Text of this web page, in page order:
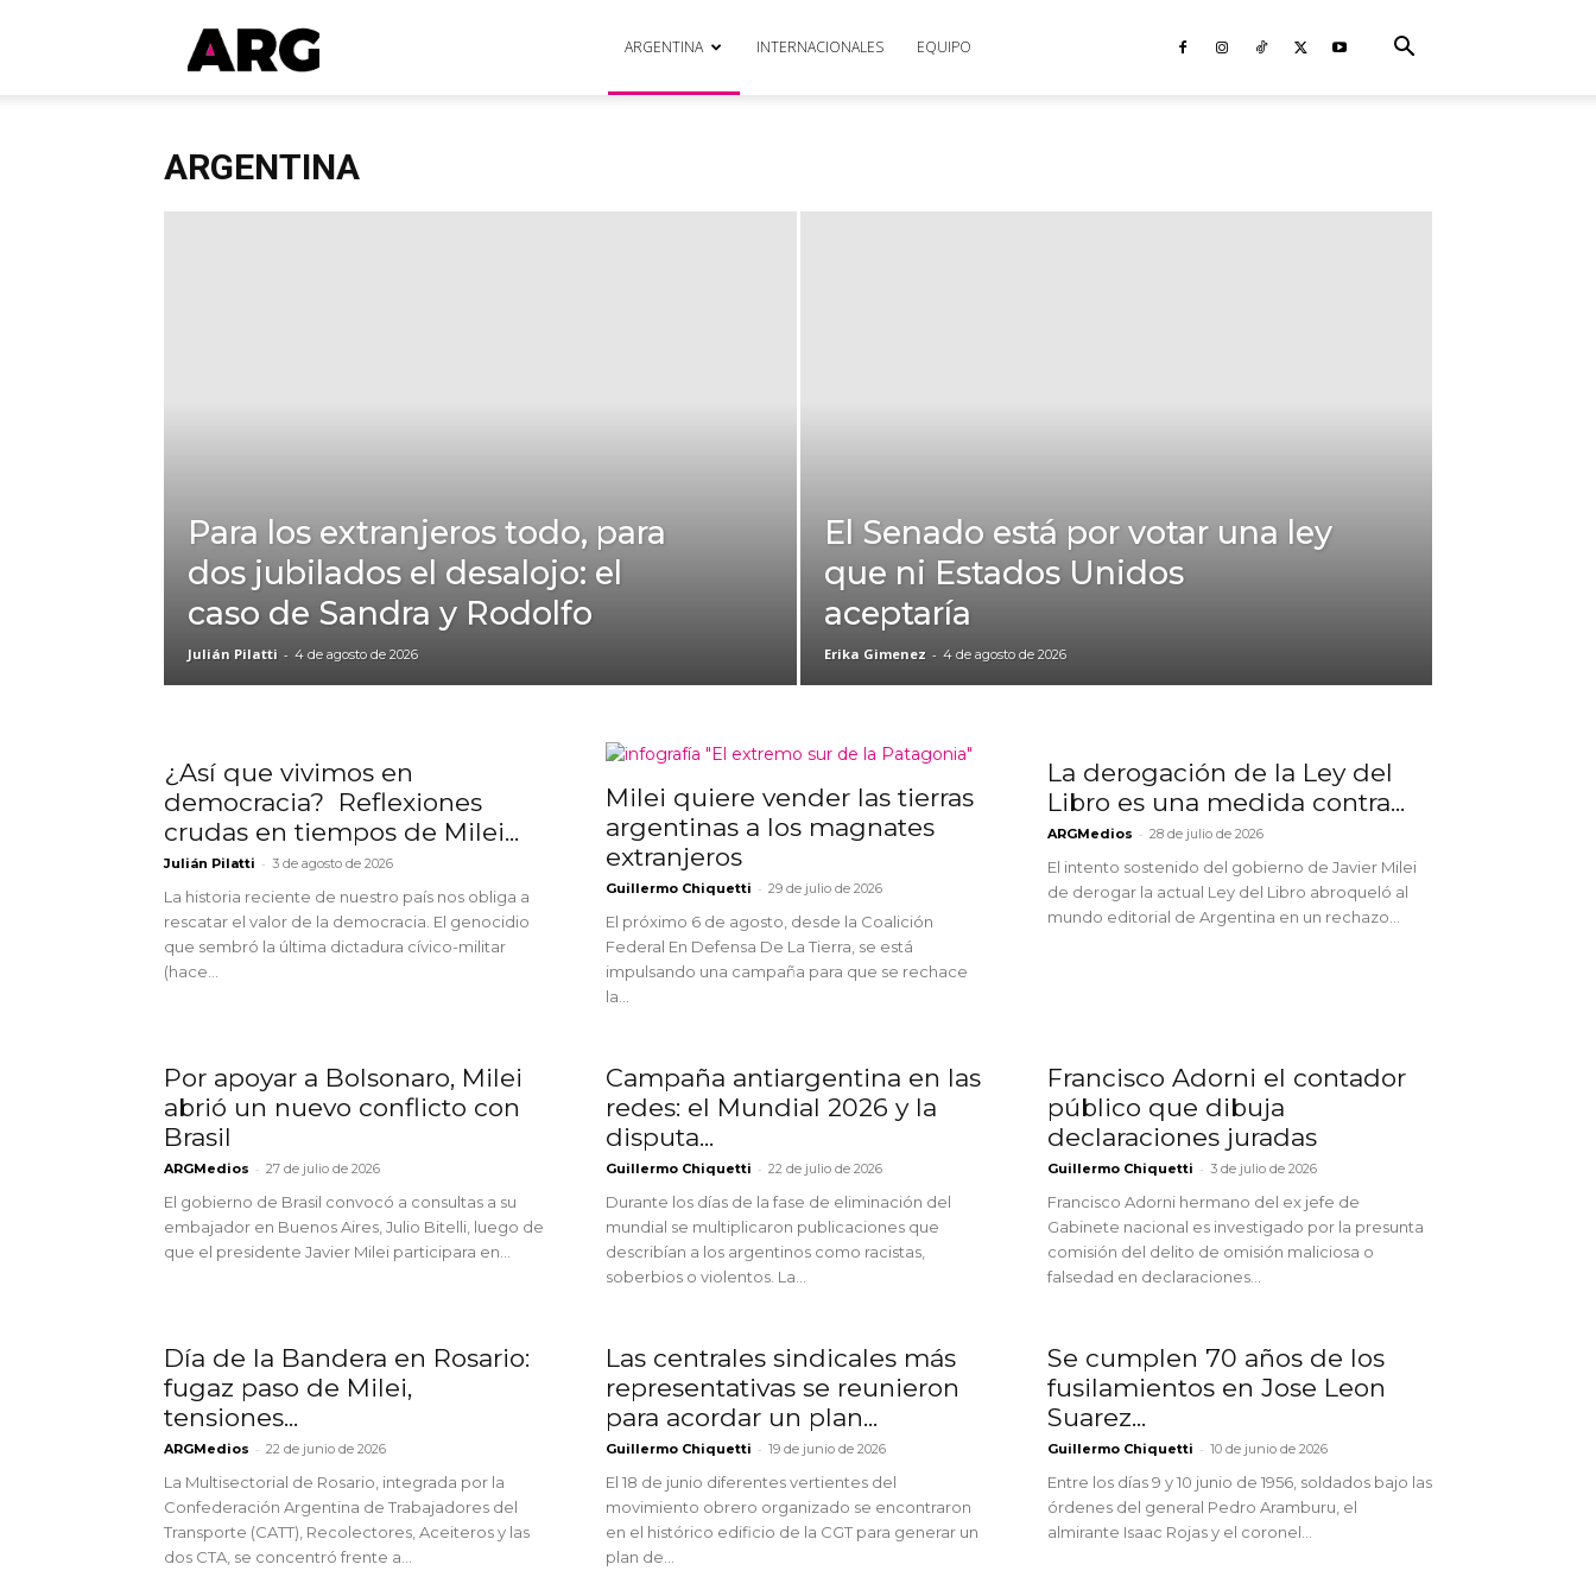
ARGmedios ARGENTINA INTERNACIONALES EQUIPO
ARGENTINA
Para los extranjeros todo, para
dos jubilados el desalojo: el
caso de Sandra y Rodolfo
Julián Pilatti - 4 de agosto de 2026
El Senado está por votar una ley
que ni Estados Unidos
aceptaría
Erika Gimenez - 4 de agosto de 2026
¿Así que vivimos en
democracia? Reflexiones
crudas en tiempos de Milei...
Julián Pilatti - 3 de agosto de 2026
La historia reciente de nuestro país nos obliga a
rescatar el valor de la democracia. El genocidio
que sembró la última dictadura cívico-militar
(hace...
Milei quiere vender las tierras
argentinas a los magnates
extranjeros
Guillermo Chiquetti - 29 de julio de 2026
El próximo 6 de agosto, desde la Coalición
Federal En Defensa De La Tierra, se está
impulsando una campaña para que se rechace
la...
La derogación de la Ley del
Libro es una medida contra...
ARGMedios - 28 de julio de 2026
El intento sostenido del gobierno de Javier Milei
de derogar la actual Ley del Libro abroqueló al
mundo editorial de Argentina en un rechazo...
Por apoyar a Bolsonaro, Milei
abrió un nuevo conflicto con
Brasil
ARGMedios - 27 de julio de 2026
El gobierno de Brasil convocó a consultas a su
embajador en Buenos Aires, Julio Bitelli, luego de
que el presidente Javier Milei participara en...
Campaña antiargentina en las
redes: el Mundial 2026 y la
disputa...
Guillermo Chiquetti - 22 de julio de 2026
Durante los días de la fase de eliminación del
mundial se multiplicaron publicaciones que
describían a los argentinos como racistas,
soberbios o violentos. La...
Francisco Adorni el contador
público que dibuja
declaraciones juradas
Guillermo Chiquetti - 3 de julio de 2026
Francisco Adorni hermano del ex jefe de
Gabinete nacional es investigado por la presunta
comisión del delito de omisión maliciosa o
falsedad en declaraciones...
Día de la Bandera en Rosario:
fugaz paso de Milei,
tensiones...
ARGMedios - 22 de junio de 2026
La Multisectorial de Rosario, integrada por la
Confederación Argentina de Trabajadores del
Transporte (CATT), Recolectores, Aceiteros y las
dos CTA, se concentró frente a...
Las centrales sindicales más
representativas se reunieron
para acordar un plan...
Guillermo Chiquetti - 19 de junio de 2026
El 18 de junio diferentes vertientes del
movimiento obrero organizado se encontraron
en el histórico edificio de la CGT para generar un
plan de...
Se cumplen 70 años de los
fusilamientos en Jose Leon
Suarez...
Guillermo Chiquetti - 10 de junio de 2026
Entre los días 9 y 10 junio de 1956, soldados bajo las
órdenes del general Pedro Aramburu, el
almirante Isaac Rojas y el coronel...